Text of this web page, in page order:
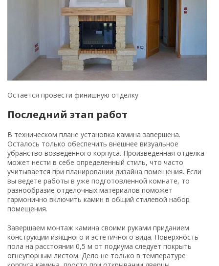
вы ведете работы в уже подготовленной комнате, то
разнообразие отделочных материалов поможет
гармонично включить камин в общий стилевой набор
Завершаем монтаж камина своими руками приданием
конструкции изящного и эстетичного вида. Поверхность
пола на расстоянии 0,5 м от подиума следует покрыть
корпуса камина, просто при открывании дверцы
вызвать возгорание.